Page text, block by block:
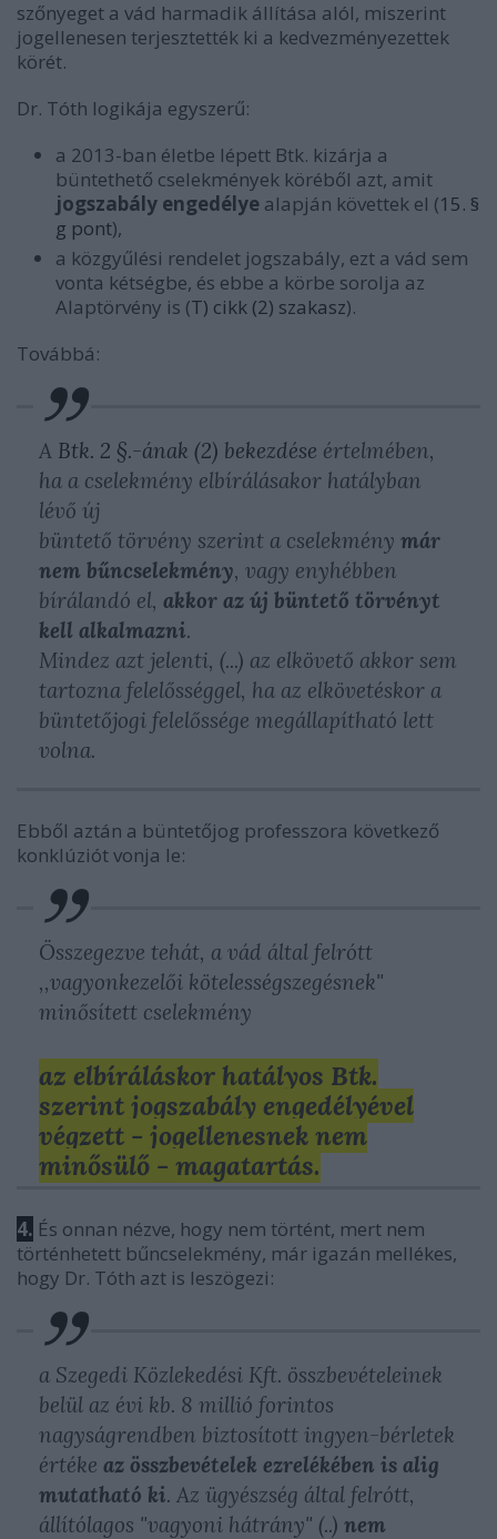
szőnyeget a vád harmadik állítása alól, miszerint
jogellenesen terjesztették ki a kedvezményezettek
körét.
Dr. Tóth logikája egyszerű:
a 2013-ban életbe lépett Btk. kizárja a
büntethető cselekmények köréből azt, amit
jogszabály engedélye alapján követtek el (15. §
g pont),
a közgyűlési rendelet jogszabály, ezt a vád sem
vonta kétségbe, és ebbe a körbe sorolja az
Alaptörvény is (T) cikk (2) szakasz).
Továbbá:
A Btk. 2 §.-ának (2) bekezdése értelmében,
ha a cselekmény elbírálásakor hatályban
lévő új
büntető törvény szerint a cselekmény már
nem bűncselekmény, vagy enyhébben
bírálandó el, akkor az új büntető törvényt
kell alkalmazni.
Mindez azt jelenti, (...) az elkövető akkor sem
tartozna felelősséggel, ha az elkövetéskor a
büntetőjogi felelőssége megállapítható lett
volna.
Ebből aztán a büntetőjog professzora következő
konklúziót vonja le:
Összegezve tehát, a vád által felrótt
,,vagyonkezelői kötelességszegésnek"
minősített cselekmény
az elbíráláskor hatályos Btk.
szerint jogszabály engedélyével
végzett - jogellenesnek nem
minősülő - magatartás.
4. És onnan nézve, hogy nem történt, mert nem
történhetett bűncselekmény, már igazán mellékes,
hogy Dr. Tóth azt is leszögezi:
a Szegedi Közlekedési Kft. összbevételeinek
belül az évi kb. 8 millió forintos
nagyságrendben biztosított ingyen-bérletek
értéke az összbevételek ezrelékében is alig
mutatható ki. Az ügyészség által felrótt,
állítólagos "vagyoni hátrány" (..) nem